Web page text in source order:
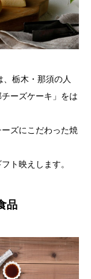
栃木・那須の人
ーズケーキ」をは
ズにこだわった焼
ト映えします。
品